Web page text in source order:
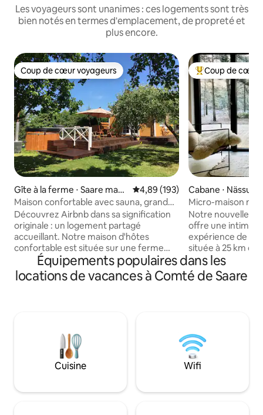
Les voyageurs sont unanimes : ces logements sont très
bien notés en termes d'emplacement, de propreté et
plus encore.
Coup de cœur voyageurs
Coup de cœur voyageurs
Gîte à la ferme ⋅ Saare maak
ond
Évaluation moyenne sur la
4,89 (193)
Maison confortable avec sauna, grande
terrasse et jacuzzi
Découvrez Airbnb dans sa signification
originale : un logement partagé
accueillant. Notre maison d'hôtes
confortable est située sur une ferme
ovine en activité, où les hôtes vivent
dans le bâtiment principal à côté. Le
logement est à 30 minutes en voiture du
des frais supplémentaires, à régler en
espèces (60 € pour l'eau douce et le
premier chauffage, 30 € pour le
rechauffage). Temps de préparation :
mieux pour apporter le vôtre.
Coups de cœur
Coup de cœur
Cabane ⋅
Micro-maison
avec option sauna
Notre nouvelle
offre une intimité
expérience de la
située à 25 km de
endroit unique
magnifique pour
relaxante loin de
cuisine, lit double
couchage
de bain moderne
WIFI et grande
climatisation.
Équipements populaires dans les
locations de vacances à Comté de Saare
Cuisine Wifi